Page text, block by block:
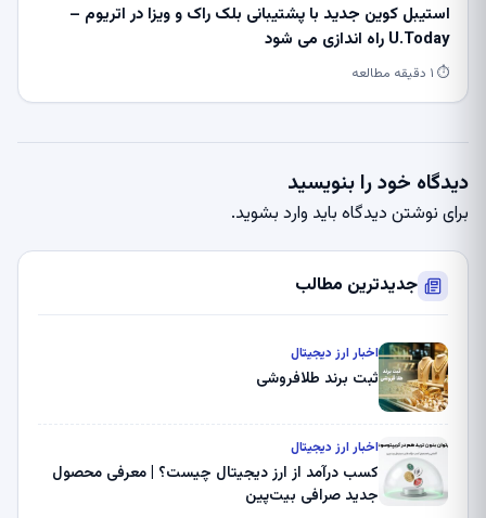
استیبل کوین جدید با پشتیبانی بلک راک و ویزا در اتریوم –
U.Today راه اندازی می شود
⏱ ۱ دقیقه مطالعه
دیدگاه خود را بنویسید
برای نوشتن دیدگاه باید وارد بشوید.
جدیدترین مطالب
اخبار ارز دیجیتال
ثبت برند طلافروشی
اخبار ارز دیجیتال
کسب درآمد از ارز دیجیتال چیست؟ | معرفی محصول
جدید صرافی بیت‌پین